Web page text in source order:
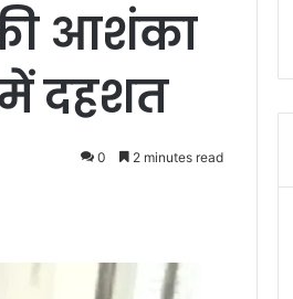
आशंका
दहशत
0 2 minutes read